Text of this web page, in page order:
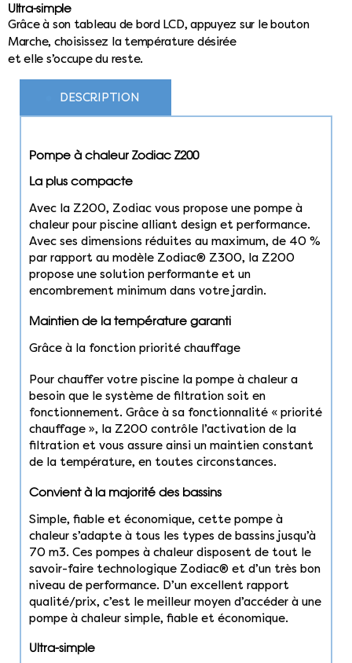
Ultra-simple
Grâce à son tableau de bord LCD, appuyez sur le bouton
Marche, choisissez la température désirée
et elle s’occupe du reste.
DESCRIPTION
Pompe à chaleur Zodiac Z200
La plus compacte
Avec la Z200, Zodiac vous propose une pompe à
chaleur pour piscine alliant design et performance.
Avec ses dimensions réduites au maximum, de 40 %
par rapport au modèle Zodiac® Z300, la Z200
propose une solution performante et un
encombrement minimum dans votre jardin.
Maintien de la température garanti
Grâce à la fonction priorité chauffage
Pour chauffer votre piscine la pompe à chaleur a
besoin que le système de filtration soit en
fonctionnement. Grâce à sa fonctionnalité « priorité
chauffage », la Z200 contrôle l’activation de la
filtration et vous assure ainsi un maintien constant
de la température, en toutes circonstances.
Convient à la majorité des bassins
Simple, fiable et économique, cette pompe à
chaleur s’adapte à tous les types de bassins jusqu’à
70 m3. Ces pompes à chaleur disposent de tout le
savoir-faire technologique Zodiac® et d’un très bon
niveau de performance. D’un excellent rapport
qualité/prix, c’est le meilleur moyen d’accéder à une
pompe à chaleur simple, fiable et économique.
Ultra-simple